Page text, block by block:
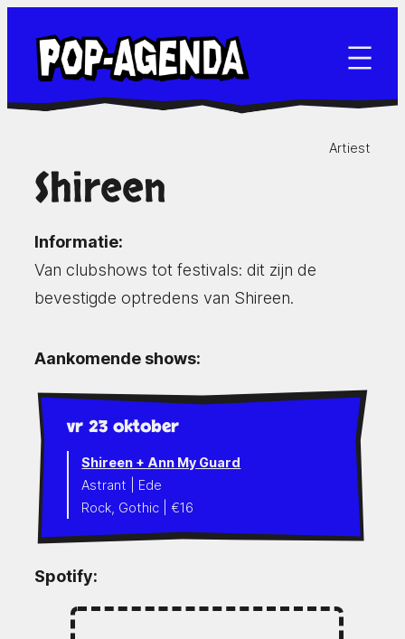
naar
inhoud
Artiest
Shireen
Informatie:
Van clubshows tot festivals: dit zijn de
bevestigde optredens van Shireen.
Aankomende shows:
vr 23 oktober
Shireen + Ann My Guard
Astrant | Ede
Rock, Gothic | €16
Spotify: